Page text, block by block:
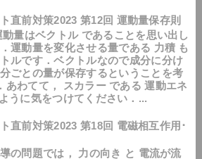
直前対策2023 第12回 運動量保存則
量はベクトル であることを思い出し
運動量を変化させる量である 力積 も
ルです．ベクトルなので成分に分け
ごとの量が保存するということを考
あわてて， スカラー である 運動エネ
うに気をつけてください．...
直前対策2023 第18回 電磁相互作用･
の問題では， 力の向き と 電流が流